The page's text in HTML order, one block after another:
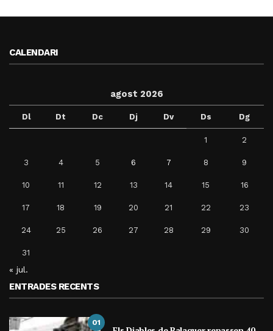
CALENDARI
agost 2026
Dl Dt Dc Dj Dv Ds Dg
1 2
3 4 5 6 7 8 9
10 11 12 13 14 15 16
17 18 19 20 21 22 23
24 25 26 27 28 29 30
31
« jul.
ENTRADES RECENTS
01